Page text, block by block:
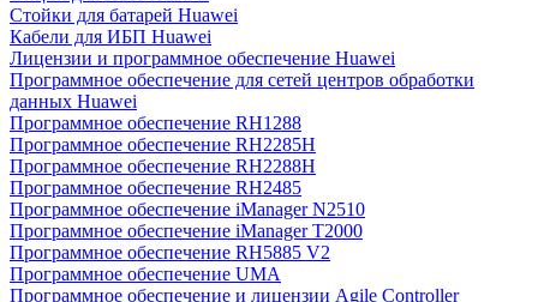
Стойки для батарей Huawei
Кабели для ИБП Huawei
Лицензии и программное обеспечение Huawei
Программное обеспечение для сетей центров обработки
данных Huawei
Программное обеспечение RH1288
Программное обеспечение RH2285H
Программное обеспечение RH2288H
Программное обеспечение RH2485
Программное обеспечение iManager N2510
Программное обеспечение iManager T2000
Программное обеспечение RH5885 V2
Программное обеспечение UMA
Программное обеспечение и лицензии Agile Controller